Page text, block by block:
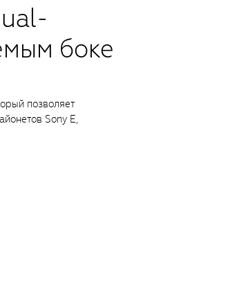
боке
позволяет
Sony E,